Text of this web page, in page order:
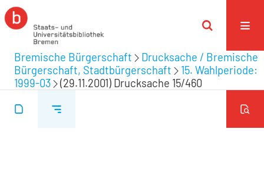
Bremische Bürgerschaft
Drucksache / Bremische
Bürgerschaft, Stadtbürgerschaft
15. Wahlperiode:
1999-03
(29.11.2001) Drucksache 15/460